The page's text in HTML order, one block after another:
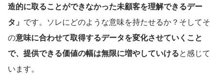
造的に取ることができなかった未顧客を理解できるデー
タ」 です。ソレにどのような意味を持たせるか？そしてそ
の意味に合わせて取得するデータを変化させていくこと
で、提供できる価値の幅は無限に増やしていけると感じて
います。